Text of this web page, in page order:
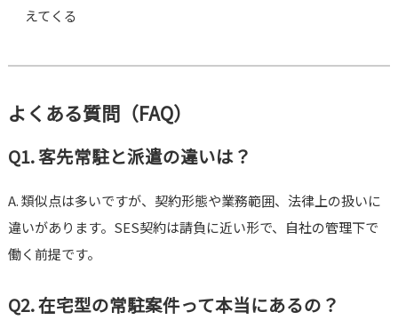
えてくる
よくある質問（FAQ）
Q1. 客先常駐と派遣の違いは？
A. 類似点は多いですが、契約形態や業務範囲、法律上の扱いに
違いがあります。SES契約は請負に近い形で、自社の管理下で
働く前提です。
Q2. 在宅型の常駐案件って本当にあるの？